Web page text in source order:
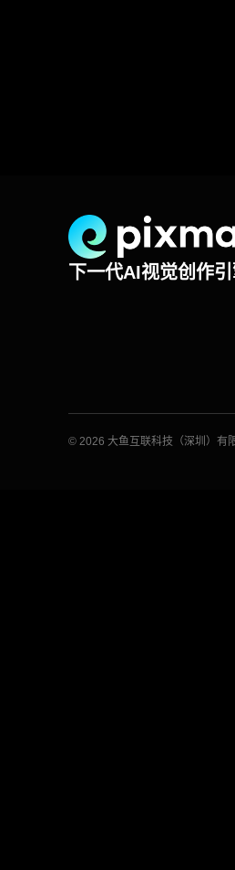
下一代AI视觉创作
© 2026 大鱼互联科技（深圳）有